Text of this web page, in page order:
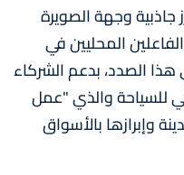
وجهة الصويرة
المحليين في
الصدد، بدعم الشركاء
للسياحة والذي "عمل
وإبرازها بالأسواق